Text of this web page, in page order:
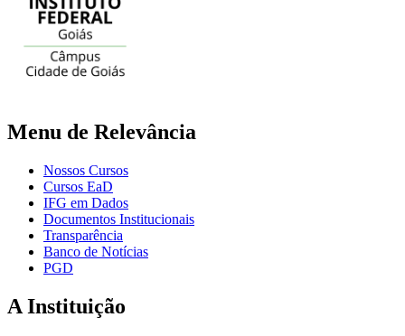
Menu de Relevância
Nossos Cursos
Cursos EaD
IFG em Dados
Documentos Institucionais
Transparência
Banco de Notícias
PGD
A Instituição